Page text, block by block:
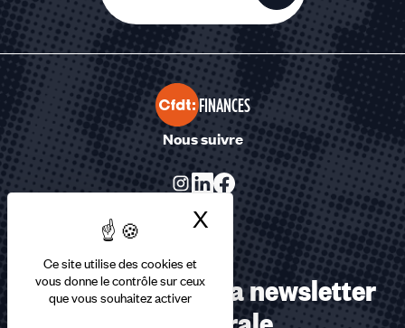
Ce site utilise des cookies et
vous donne le contrôle sur ceux
que vous souhaitez activer
X Masquer le
FINANCES
Nous suivre
Abonnez-vous à la newsletter